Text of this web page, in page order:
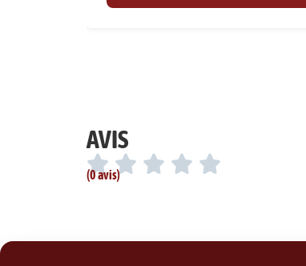
AVIS
(0 avis)